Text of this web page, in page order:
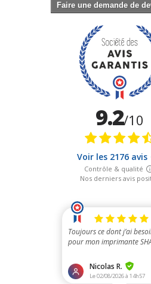
Faire une demande de